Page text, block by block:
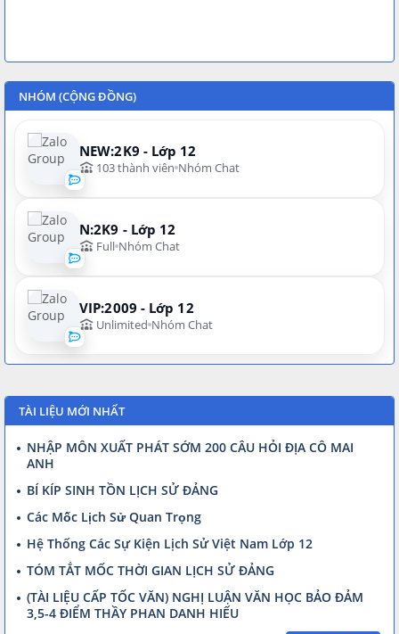
NHÓM (CỘNG ĐỒNG)
NEW:2K9 - Lớp 12
103 thành viên Nhóm Chat
N:2K9 - Lớp 12
Full Nhóm Chat
VIP:2009 - Lớp 12
Unlimited Nhóm Chat
TÀI LIỆU MỚI NHẤT
NHẬP MÔN XUẤT PHÁT SỚM 200 CÂU HỎI ĐỊA CÔ MAI
ANH
BÍ KÍP SINH TỒN LỊCH SỬ ĐẢNG
Các Mốc Lịch Sử Quan Trọng
Hệ Thống Các Sự Kiện Lịch Sử Việt Nam Lớp 12
TÓM TẮT MỐC THỜI GIAN LỊCH SỬ ĐẢNG
(TÀI LIỆU CẤP TỐC VĂN) NGHỊ LUẬN VĂN HỌC BẢO ĐẢM
3,5-4 ĐIỂM THẦY PHAN DANH HIẾU